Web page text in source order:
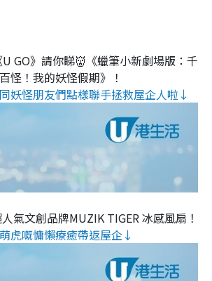
U GO》請你睇👹《蠟筆小新劇場版：千
怪！我的妖怪假期》！
妖怪朋友們點樣聯手拯救屋企人啦↓
氣文創品牌MUZIK TIGER 冰感風扇！
虎嘅慵懶療癒帶返屋企↓